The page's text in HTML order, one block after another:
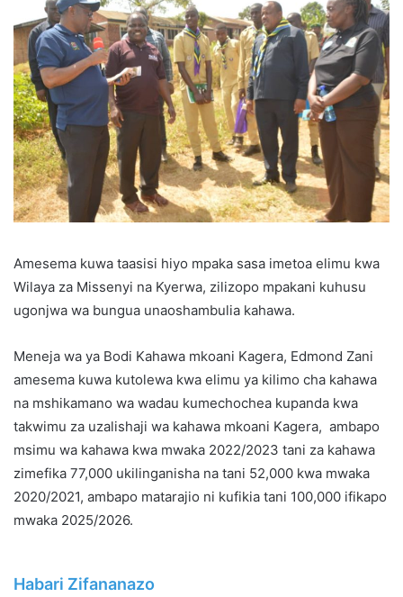
Amesema kuwa taasisi hiyo mpaka sasa imetoa elimu kwa
Wilaya za Missenyi na Kyerwa, zilizopo mpakani kuhusu
ugonjwa wa bungua unaoshambulia kahawa.
Meneja wa ya Bodi Kahawa mkoani Kagera, Edmond Zani
amesema kuwa kutolewa kwa elimu ya kilimo cha kahawa
na mshikamano wa wadau kumechochea kupanda kwa
takwimu za uzalishaji wa kahawa mkoani Kagera, ambapo
msimu wa kahawa kwa mwaka 2022/2023 tani za kahawa
zimefika 77,000 ukilinganisha na tani 52,000 kwa mwaka
2020/2021, ambapo matarajio ni kufikia tani 100,000 ifikapo
mwaka 2025/2026.
Habari Zifananazo